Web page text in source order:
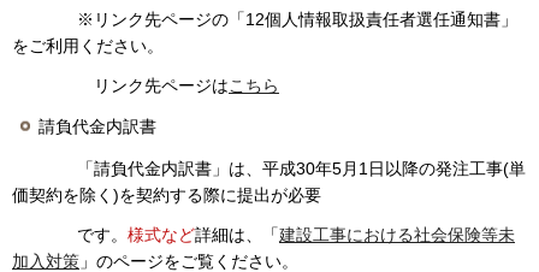
※リンク先ページの「12個人情報取扱責任者選任通知書」
をご利用ください。
リンク先ページはこちら
請負代金内訳書
「請負代金内訳書」は、平成30年5月1日以降の発注工事(単
価契約を除く)を契約する際に提出が必要
です。 様式など詳細は、「建設工事における社会保険等未
加入対策 」のページをご覧ください。